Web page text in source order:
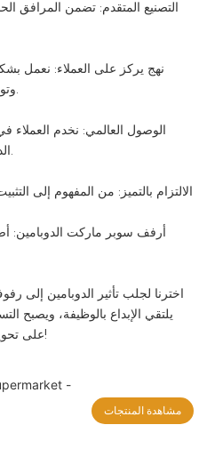
التصنيع المتقدم: تضمن المرافق
نهج يركز على العملاء: نعمل
وتوفير حلول مخصصة تؤدي إلى النتائج.
الوصول العالمي: نخدم العملاء
الدولية والأفكار المبتكرة لكل مشروع.
الالتزام بالتميز: من المفهوم إلى
اخترنا لجلب تأثير الدوبامين
يلتقي الإبداع بالوظيفة، ويصبح
على تحويل مساحة البيع بالتجزئة الخاصة بك!
مشاهدة المنتجات